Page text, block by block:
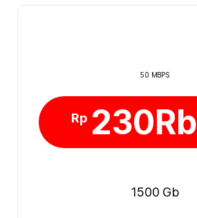
50 MBPS
Rp 230Rb
1500 Gb